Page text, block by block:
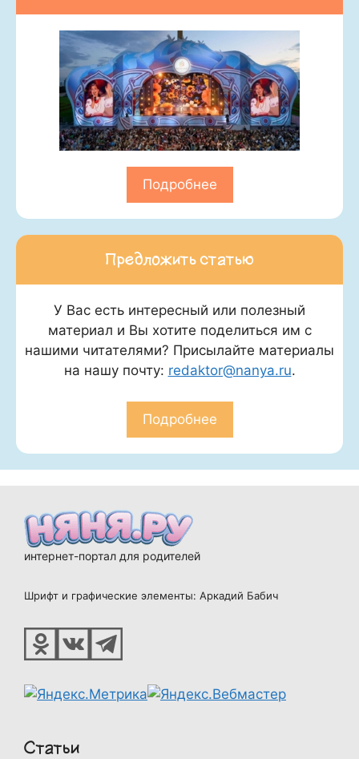
Подробнее
Предложить статью
У Вас есть интересный или полезный
материал и Вы хотите поделиться им с
нашими читателями? Присылайте материалы
на нашу почту: redaktor@nanya.ru.
Подробнее
интернет-портал для родителей
Шрифт и графические элементы: Аркадий Бабич
Статьи